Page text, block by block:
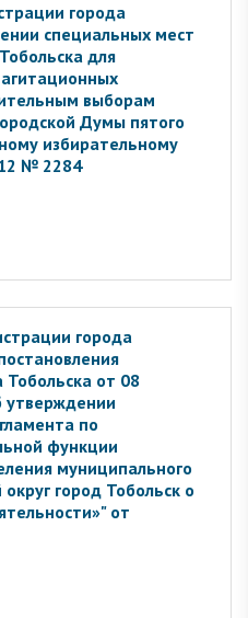
города
специальных мест
для
выборам
Думы пятого
избирательному
№ 2284
города
от 08
утверждении
по
функции
муниципального
город Тобольск о
от